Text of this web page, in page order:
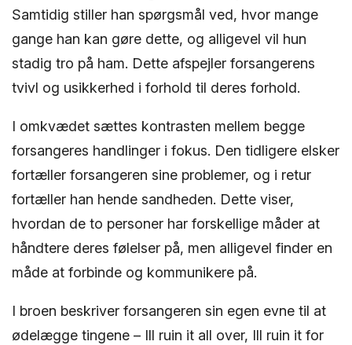
Samtidig stiller han spørgsmål ved, hvor mange
gange han kan gøre dette, og alligevel vil hun
stadig tro på ham. Dette afspejler forsangerens
tvivl og usikkerhed i forhold til deres forhold.
I omkvædet sættes kontrasten mellem begge
forsangeres handlinger i fokus. Den tidligere elsker
fortæller forsangeren sine problemer, og i retur
fortæller han hende sandheden. Dette viser,
hvordan de to personer har forskellige måder at
håndtere deres følelser på, men alligevel finder en
måde at forbinde og kommunikere på.
I broen beskriver forsangeren sin egen evne til at
ødelægge tingene – Ill ruin it all over, Ill ruin it for